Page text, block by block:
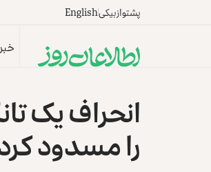
پشتوازبیکیEnglish
خبر
انحراف یک
را مسدود